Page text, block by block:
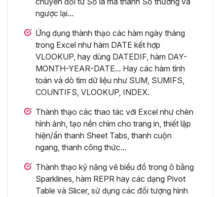
ngược lại...
Ứng dụng thành thạo các hàm ngày tháng
trong Excel như hàm DATE kết hợp
VLOOKUP, hay dùng DATEDIF, hàm DAY-
MONTH-YEAR-DATE... Hay các hàm tính
toán và dò tìm dữ liệu như SUM, SUMIFS,
COUNTIFS, VLOOKUP, INDEX.
Thành thạo các thao tác với Excel như chèn
hình ảnh, tạo nền chìm cho trang in, thiết lập
hiện/ẩn thanh Sheet Tabs, thanh cuộn
ngang, thanh công thức...
Thành thạo kỹ năng vẽ biểu đồ trong ô bằng
Sparklines, hàm REPR hay các dạng Pivot
Table và Slicer, sử dụng các đối tượng hình